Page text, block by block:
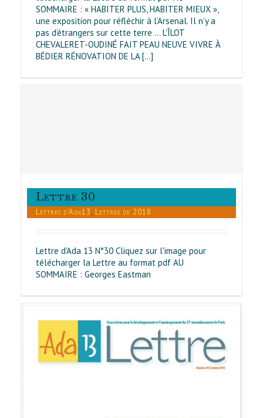
SOMMAIRE : « HABITER PLUS, HABITER MIEUX »,
une exposition pour réfléchir à l’Arsenal. Il n’y a
pas d’étrangers sur cette terre … L’ÎLOT
CHEVALERET-OUDINÉ FAIT PEAU NEUVE VIVRE À
BÉDIER RÉNOVATION DE LA [...]
Lettre 30
Lettres d'Ada13, Lettres de 2018
Lettre d'Ada 13 N°30 Cliquez sur l'image pour
télécharger la Lettre au format pdf AU
SOMMAIRE : Georges Eastman